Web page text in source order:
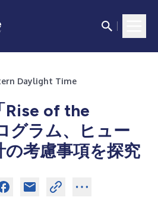
Daylight Time
Rise of the
グラム、ヒュー
考慮事項を探究